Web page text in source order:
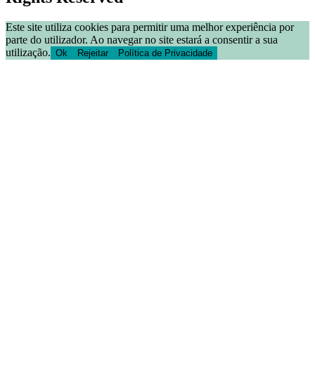
Este site utiliza cookies para permitir uma melhor experiência por
parte do utilizador. Ao navegar no site estará a consentir a sua
utilização. Ok Rejeitar Política de Privacidade